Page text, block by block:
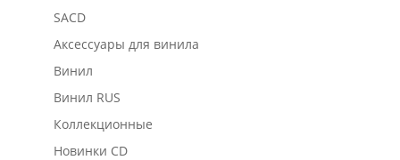
SACD
Аксессуары для винила
Винил
Винил RUS
Коллекционные
Новинки CD